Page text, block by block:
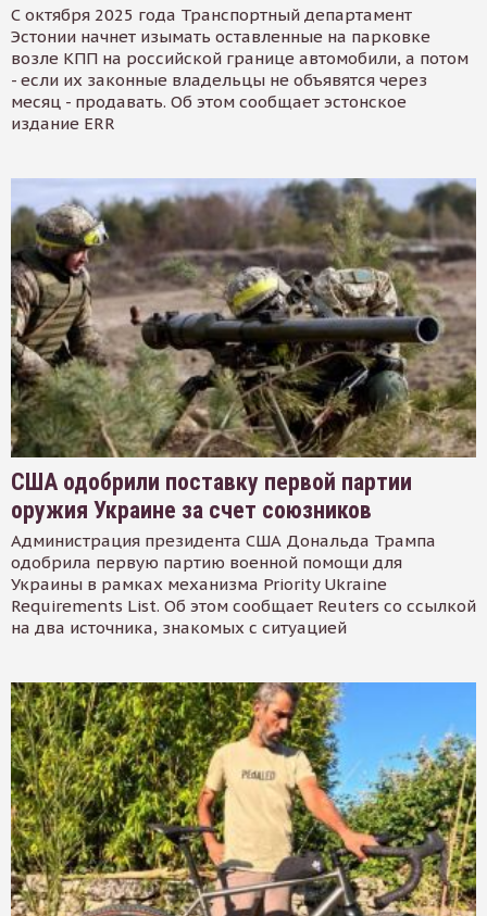
С октября 2025 года Транспортный департамент
Эстонии начнет изымать оставленные на парковке
возле КПП на российской границе автомобили, а потом
- если их законные владельцы не объявятся через
месяц - продавать. Об этом сообщает эстонское
издание ERR
США одобрили поставку первой партии
оружия Украине за счет союзников
Администрация президента США Дональда Трампа
одобрила первую партию военной помощи для
Украины в рамках механизма Priority Ukraine
Requirements List. Об этом сообщает Reuters со ссылкой
на два источника, знакомых с ситуацией